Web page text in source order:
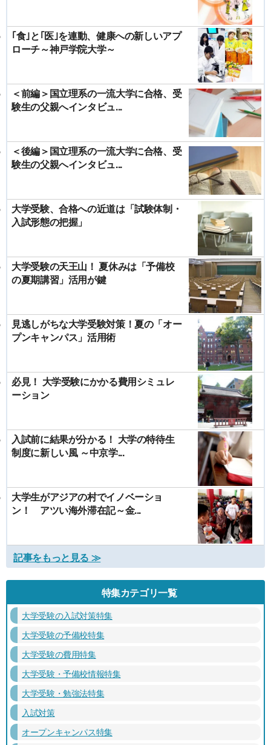
｢食｣と｢医｣を連動、健康への新しいアプ
ローチ～神戸学院大学～
＜前編＞国立理系の一流大学に合格、受
験生の父親へインタビュ...
＜後編＞国立理系の一流大学に合格、受
験生の父親へインタビュ...
大学受験、合格への近道は「試験体制・
入試形態の把握」
大学受験の天王山！ 夏休みは「予備校
の夏期講習」活用が鍵
見逃しがちな大学受験対策！夏の「オー
プンキャンパス」活用術
必見！ 大学受験にかかる費用シミュレ
ーション
入試前に結果が分かる！ 大学の特待生
制度に新しい風 ～中京学...
大学生がアジアの村でイノベーショ
ン！ アツい海外滞在記～金...
記事をもっと見る ≫
特集カテゴリ一覧
大学受験の入試対策特集
大学受験の予備校特集
大学受験の費用特集
大学受験・予備校情報特集
大学受験・勉強法特集
入試対策
オープンキャンパス特集